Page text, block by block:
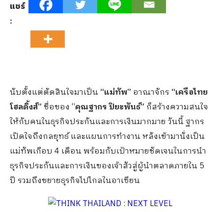
แชร์
:
นับตั้งแต่ตัดสินใจมาเป็น “แม่ทัพ” อาณาจักร “เครือไทย
โฮลดิ้งส์”ชื่อของ “คุณฐากร ปิยะพันธ์” ก็สร้างความสนใจ
ให้กับคนในธุรกิจประกันและการเงินมากมาย วันนี้ ฐากร
เปิดใจถึงกลยุทธ์ และแผนการทำงาน หลังเข้ามานั่งเป็น
แม่ทัพเกือบ 4 เดือน พร้อมกับเป้าหมายชัดเจนในการนำ
ธุรกิจประกันและการเงินของเจ้าสัวสู่ผู้นำตลาดภายใน 5
ปี รวมถึงขยายธุรกิจไปไกลในอาเซียน